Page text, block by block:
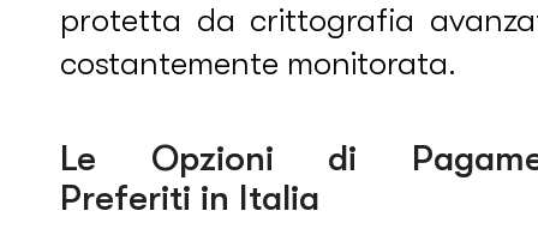
protetta da crittografia
costantemente monitorata.
Le Opzioni di
Preferiti in Italia